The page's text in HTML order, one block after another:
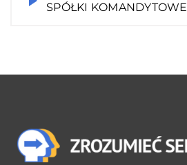
SPÓŁKI KOMANDYTOWE